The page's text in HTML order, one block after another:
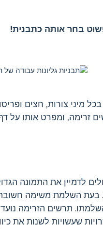
בחר אותה כתבנית!
מיני צורות, חצים
זרימה, ומפרט אותו על
לדמיין את התמונה
בעת השלמת משימה
תרשים הזרימה נועד
שעשויות לשנות את